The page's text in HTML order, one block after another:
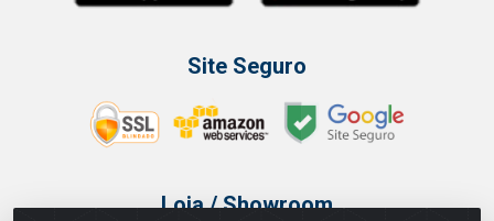
Site Seguro
Loja / Showroom